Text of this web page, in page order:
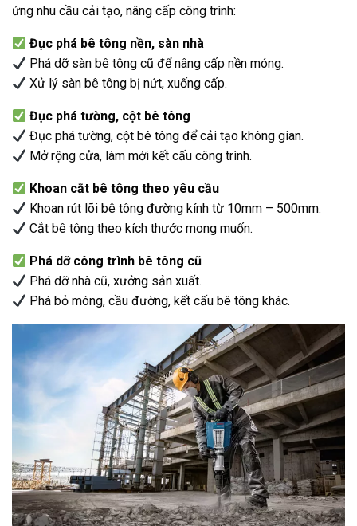
ứng nhu cầu cải tạo, nâng cấp công trình:
Đục phá bê tông nền, sàn nhà
Phá dỡ sàn bê tông cũ để nâng cấp nền móng.
Xử lý sàn bê tông bị nứt, xuống cấp.
Đục phá tường, cột bê tông
Đục phá tường, cột bê tông để cải tạo không gian.
Mở rộng cửa, làm mới kết cấu công trình.
Khoan cắt bê tông theo yêu cầu
Khoan rút lõi bê tông đường kính từ 10mm – 500mm.
Cắt bê tông theo kích thước mong muốn.
Phá dỡ công trình bê tông cũ
Phá dỡ nhà cũ, xưởng sản xuất.
Phá bỏ móng, cầu đường, kết cấu bê tông khác.